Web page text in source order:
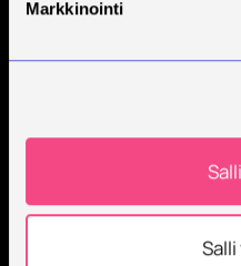
Markkinointi
Savonia on
korkeakoulu, joka